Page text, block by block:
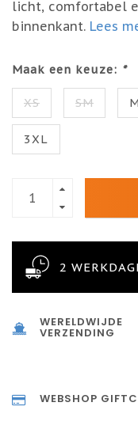
licht, comfortabel
binnenkant. Lees
Maak een keuze: *
XS SM
3XL
2
WERELDWIJDE
VERZENDING
WEBSHOP